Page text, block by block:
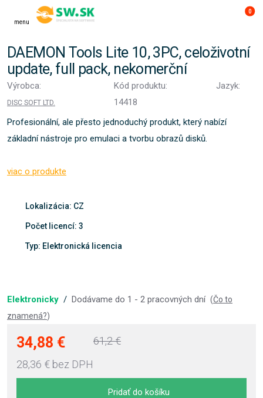
menu
0
DAEMON Tools Lite 10, 3PC, celoživotní
update, full pack, nekomerční
Výrobca:
DISC SOFT LTD.
Kód produktu:
14418
Jazyk:
Profesionální, ale přesto jednoduchý produkt, který nabízí
základní nástroje pro emulaci a tvorbu obrazů disků.
viac o produkte
Lokalizácia: CZ
Počet licencí: 3
Typ: Elektronická licencia
Elektronicky / Dodávame do 1 - 2 pracovných dní (Čo to
znamená?)
34,88 €
28,36 € bez DPH
61,2 €
Pridať do košíku